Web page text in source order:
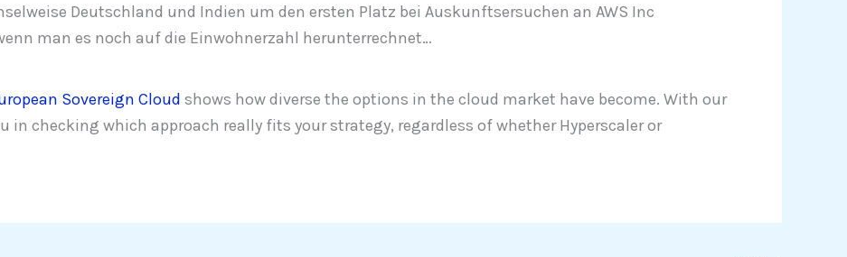
Deutschland und Indien um den ersten Platz bei Auskunftsersuchen an AWS Inc
man es noch auf die Einwohnerzahl herunterrechnet…
Sovereign Cloud shows how diverse the options in the cloud market have become. With our
in checking which approach really fits your strategy, regardless of whether Hyperscaler or